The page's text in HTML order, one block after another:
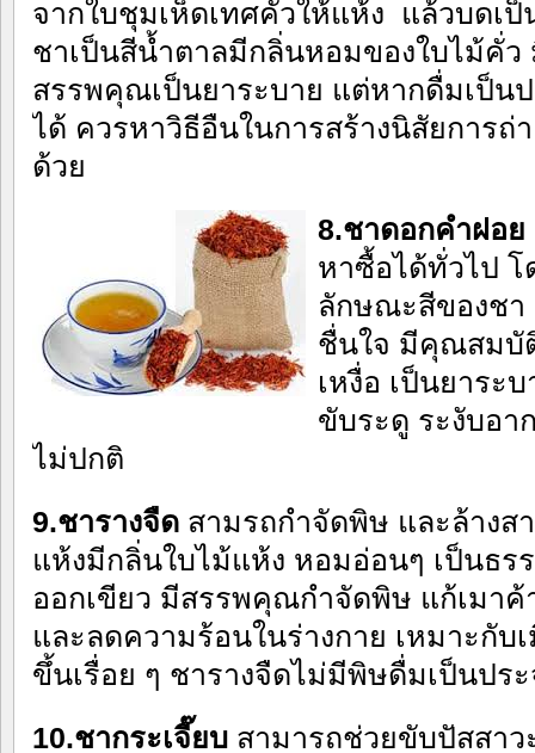
จากใบชุมเห็ดเทศคั่วให้แห้ง แล้วบดเป็
ชาเป็นสีน้ำตาลมีกลิ่นหอมของใบไม้คั่ว
สรรพคุณเป็นยาระบาย แต่หากดื่มเป็น
ได้ ควรหาวิธีอืนในการสร้างนิสัยการถ่
ด้วย
8.ชาดอกคำฝอย
หาซื้อได้ทั่วไป
ลักษณะสีของช
ชื่นใจ มีคุณสมบั
เหงื่อ เป็นยาระ
ขับระดู ระงับอา
ไม่ปกติ
9.ชารางจืด สามรถกำจัดพิษ และล้าง
แห้งมีกลิ่นใบไม้แห้ง หอมอ่อนๆ เป็นธร
ออกเขียว มีสรรพคุณกำจัดพิษ แก้เมาค้
และลดความร้อนในร่างกาย เหมาะกั
ขึ้นเรื่อย ๆ ชารางจืดไม่มีพิษดื่มเป็นปร
10.ชากระเจี๊ยบ สามารถช่วยขับปัสสาว